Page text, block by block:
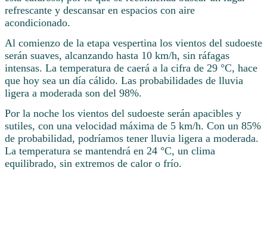
refrescante y descansar en espacios con aire
acondicionado.
Al comienzo de la etapa vespertina los vientos del sudoeste
serán suaves, alcanzando hasta 10 km/h, sin ráfagas
intensas. La temperatura de caerá a la cifra de 29 °C, hace
que hoy sea un día cálido. Las probabilidades de lluvia
ligera a moderada son del 98%.
Por la noche los vientos del sudoeste serán apacibles y
sutiles, con una velocidad máxima de 5 km/h. Con un 85%
de probabilidad, podríamos tener lluvia ligera a moderada.
La temperatura se mantendrá en 24 °C, un clima
equilibrado, sin extremos de calor o frío.